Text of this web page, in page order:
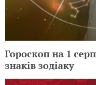
Гороскоп на 1
знаків зодіаку